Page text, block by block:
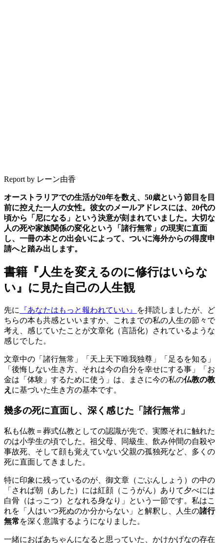
Report by レーン由香
オーストラリアでの生活が20年を数え、50歳という節目を目
前に控えた一人の女性。彼女のメールアドレスには、20代の
頃から「尼になる」という決意が刻まれていました。大切な
人の死や家族関係の変化という「諸行無常」の現実に直面
し、一冊の本との出会いによって、ついに海外からの得度申
請へと踏み出します。
書籍『人生を変えるのに修行はいらな
い』に見た自己の人生観
先に 『あなたはもっと報われていい』
を拝読しましたが、ど
ちらの本も共感といいますか、これまでの私の人生の節々で
考え、感じていたことが文章化（言語化）されているような
感じでした。
文章中の「諸行無常」「天上天下唯我独尊」「足るを知る」
「後悔しない生き方、それは今の自分を幸せにする事」「お
金は「体験」するために使う」は、まさに今の私の仏教の教
え に基づいた生き方の基本です。
幾多の死に直面し、深く感じた「諸行無常」
私も仏教＝葬式仏教としての認識が先で、実際それに触れた
のは小学生の頃でした。祖父母、同級生、飲み仲間の自殺や
事故死、そして顔も覚えていない父親の孤独死など、多くの
死に直面してきました。
特に印象に残っているのが、御文章（ごぶんしょう）の中の
「されば朝（あした）には紅顔（こうがん）ありて夕べには
白骨（はっこつ）となれる身なり」という一節です。私はこ
れを「人はいつ死ぬのか分からない」と解釈し、人生の諸行
無常を深く意識するようになりました。
一緒におばあちゃんになると思っていた、かけかげなの存在